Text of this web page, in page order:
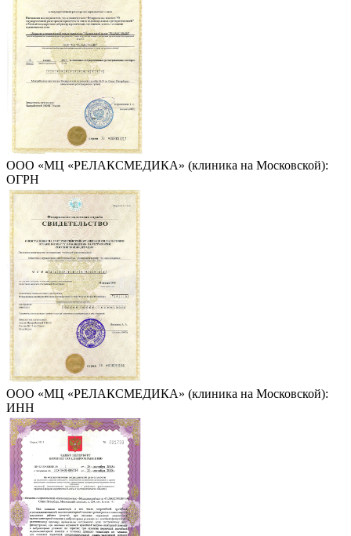
ООО «МЦ «РЕЛАКСМЕДИКА» (клиника на Московской):
ОГРН
ООО «МЦ «РЕЛАКСМЕДИКА» (клиника на Московской):
ИНН